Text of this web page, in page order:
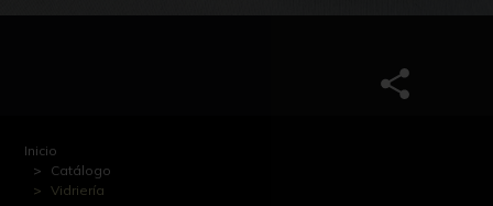
Inicio
Catálogo
Vidriería